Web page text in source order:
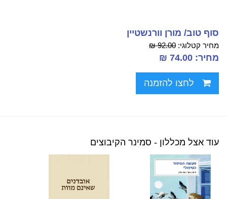
סוף טוב/ מורן וורנשטיין
מחיר קטלוגי: 92.00 ₪
מחיר: 74.00 ₪
לחצו להזמנה
עוד אצל מכללון - סמינר הקיבוצים